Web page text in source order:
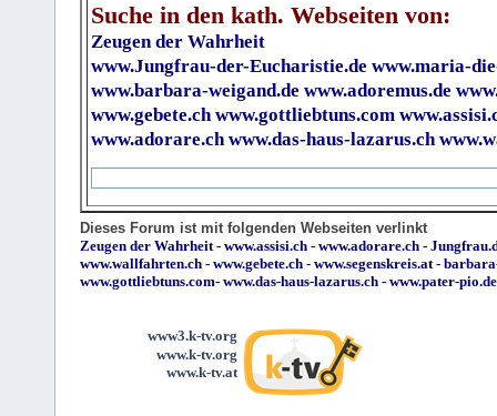
Suche in den kath. Webseiten von:
Zeugen der Wahrheit
www.Jungfrau-der-Eucharistie.de www.maria-
www.barbara-weigand.de www.adoremus.de
www.gebete.ch www.gottliebtuns.com
www.adorare.ch www.das-haus-lazarus.ch
Dieses Forum ist mit folgenden Webseiten verlinkt
Zeugen der Wahrheit- www.assisi.ch - www.adorare.ch -
www.wallfahrten.ch - www.gebete.ch - www.segenskreis.at-
www.gottliebtuns.com- www.das-haus-lazarus.ch - www.pater-pio.de
www3.k-tv.org
www.k-tv.org
www.k-tv.at